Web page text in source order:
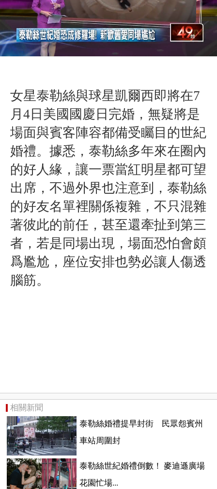
女星泰勒絲與球星凱爾西即將在7
月4日美國國慶日完婚，無疑將是
場面與賓客陣容都備受矚目的世紀
婚禮。據悉，泰勒絲多年來在圈內
的好人緣，讓一票當紅明星都可望
出席，不過外界也注意到，泰勒絲
的好友名單裡關係複雜，不只混雜
著彼此的前任，甚至還牽扯到第三
者，若是同場出現，場面恐怕會頗
爲尷尬，座位安排也勢必讓人傷透
腦筋。
相關新聞
泰勒絲婚禮提早封街 民眾怨賓州
車站周圍封
泰勒絲世紀婚禮倒數！ 麥迪遜廣場
花園忙場...